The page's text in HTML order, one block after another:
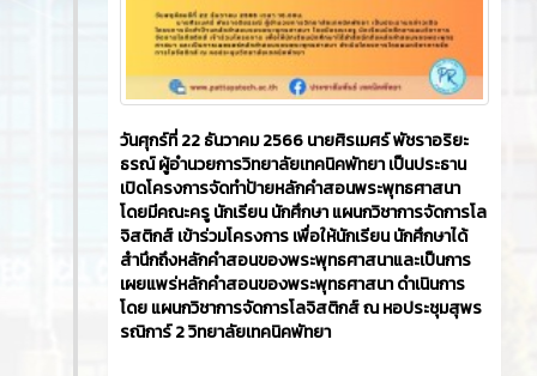
วันศุกร์ที่ 22 ธันวาคม 2566​ นายศิรเมศร์ พัชราอริยะ
ธรณ์ ผู้อำนวยการวิทยาลัยเทคนิคพัทยา เป็นประธาน
เปิดโครงการจัดทำป้ายหลักคำสอนพระพุทธศาสนา
โดยมีคณะครู นักเรียน นักศึกษา แผนกวิชาการจัดการโล
จิสติกส์ เข้าร่วมโครงการ เพื่อให้นักเรียน นักศึกษาได้
สำนึกถึงหลักคำสอนของพระพุทธศาสนาและเป็นการ
เผยแพร่หลักคำสอนของพระพุทธศาสนา ดำเนินการ
โดย แผนกวิชาการจัดการโลจิสติกส์ ณ หอประชุมสุพร
รณิการ์ 2 วิทยาลัยเทคนิคพัทยา